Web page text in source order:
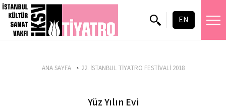
EN
ANA SAYFA 22. İSTANBUL TİYATRO FESTİVALİ 2018
Yüz Yılın Evi